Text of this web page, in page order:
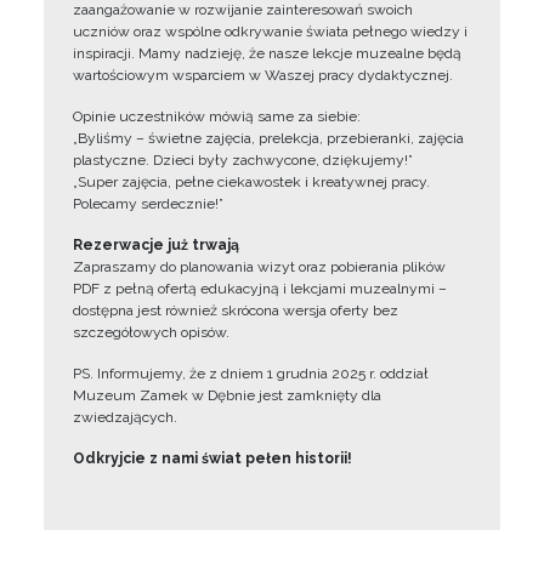
zaangażowanie w rozwijanie zainteresowań swoich
uczniów oraz wspólne odkrywanie świata pełnego wiedzy i
inspiracji. Mamy nadzieję, że nasze lekcje muzealne będą
wartościowym wsparciem w Waszej pracy dydaktycznej.
Opinie uczestników mówią same za siebie:
„Byliśmy – świetne zajęcia, prelekcja, przebieranki, zajęcia
plastyczne. Dzieci były zachwycone, dziękujemy!”
„Super zajęcia, pełne ciekawostek i kreatywnej pracy.
Polecamy serdecznie!”
Rezerwacje już trwają
Zapraszamy do planowania wizyt oraz pobierania plików
PDF z pełną ofertą edukacyjną i lekcjami muzealnymi –
dostępna jest również skrócona wersja oferty bez
szczegółowych opisów.
PS. Informujemy, że z dniem 1 grudnia 2025 r. oddział
Muzeum Zamek w Dębnie jest zamknięty dla
zwiedzających.
Odkryjcie z nami świat pełen historii!